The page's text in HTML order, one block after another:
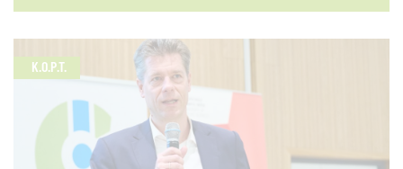
K.O.P.T.